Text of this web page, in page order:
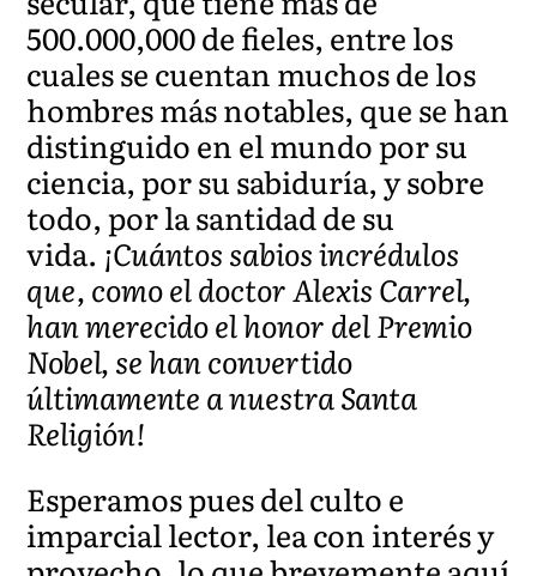
500.000,000 de fieles, entre los
cuales se cuentan muchos de los
hombres más notables, que se han
distinguido en el mundo por su
ciencia, por su sabiduría, y sobre
todo, por la santidad de su
vida. ¡Cuántos sabios incrédulos
que, como el doctor Alexis Carrel,
han merecido el honor del Premio
Nobel, se han convertido
últimamente a nuestra Santa
Religión!
Esperamos pues del culto e
imparcial lector, lea con interés y